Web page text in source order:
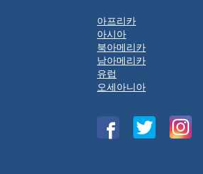
아프리카
아시아
북아메리카
남아메리카
유럽
오세아니아